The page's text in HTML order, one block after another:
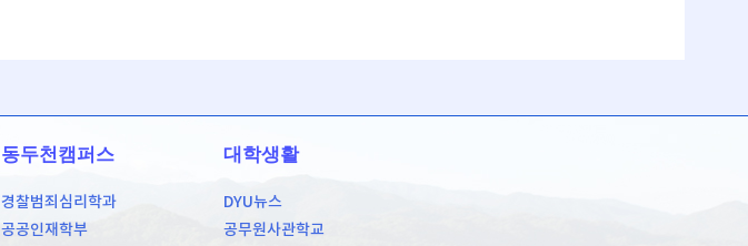
동두천캠퍼스
경찰범죄심리학과
공공인재학부
대학생활
DYU뉴스
공무원사관학교